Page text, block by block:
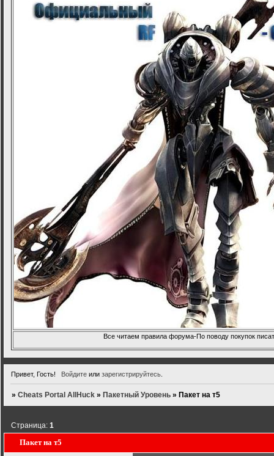
Все читаем правила форума-По поводу покупок
Привет, Гость! Войдитеили зарегистрируйтесь.
»Cheats Portal AllHuck » Пакетный Уровень » Пакет на т5
Пакет на т5
Страница:1